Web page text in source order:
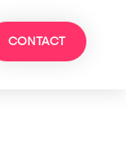
CONTACT